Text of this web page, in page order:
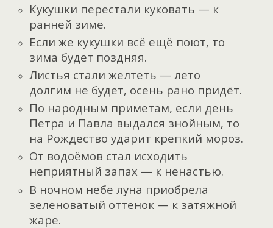
Кукушки перестали куковать — к
ранней зиме.
Если же кукушки всё ещё поют, то
зима будет поздняя.
Листья стали желтеть — лето
долгим не будет, осень рано придёт.
По народным приметам, если день
Петра и Павла выдался знойным, то
на Рождество ударит крепкий мороз.
От водоёмов стал исходить
неприятный запах — к ненастью.
В ночном небе луна приобрела
зеленоватый оттенок — к затяжной
жаре.